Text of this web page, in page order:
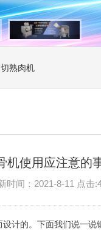
切熟肉机
机使用应注意的
时间：2021-8-11 点击
计的。下面我们说一说